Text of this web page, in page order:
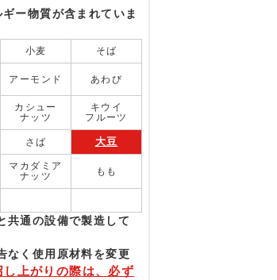
ー物質が含まれていま
小麦 そば
アーモンド あわび
カシュー
ナッツ
キウイ
フルーツ
さば 大豆
マカダミア
ナッツ
もも
共通の設備で製造して
なく使⽤原材料を変更
し上がりの際は、必ず